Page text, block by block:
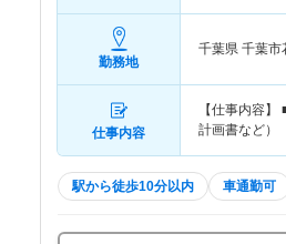
勤務地
千葉県 千葉市
仕事内容
【仕事内容
計画書など）
駅から徒歩10分以内 車通勤可